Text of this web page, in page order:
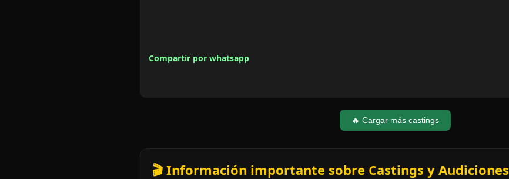
Compartir por whatsapp
🔥 Cargar más castings
🎬 Información importante sobre Castings y Audiciones